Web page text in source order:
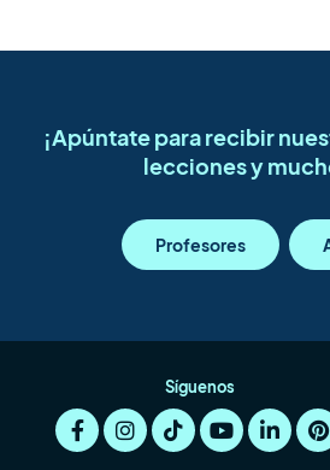
¡Apúntate para recibir
lecciones y
Profesores
Síguenos